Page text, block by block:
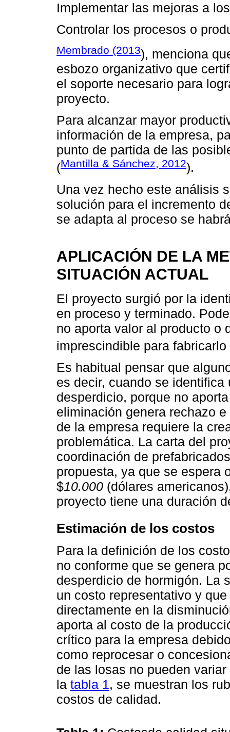
Implementar las mejoras a
Controlar los procesos o
Membrado (2013), menciona
esbozo organizativo que
el soporte necesario para
proyecto.
Para alcanzar mayor
información de la empresa,
punto de partida de las
(Mantilla & Sánchez, 2012).
Una vez hecho este análisis
solución para el incremento
se adapta al proceso se
APLICACIÓN DE LA
SITUACIÓN ACTUAL
El proyecto surgió por la
en proceso y terminado.
no aporta valor al producto o
imprescindible para fabricarlo
Es habitual pensar que
es decir, cuando se
desperdicio, porque no
eliminación genera rechazo
de la empresa requiere la
problemática. La carta del
coordinación de
propuesta, ya que se espera
$10.000 (dólares
proyecto tiene una duración
Estimación de los costos
Para la definición de los
no conforme que se genera
desperdicio de hormigón. La
un costo representativo y
directamente en la
aporta al costo de la
crítico para la empresa
como reprocesar o
de las losas no pueden
la tabla 1, se muestran los
costos de calidad.